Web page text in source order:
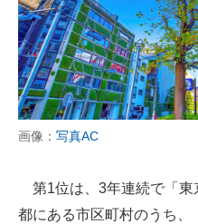
画像： 写真AC
第1位は、3年連続で「東
都にある市区町村のうち